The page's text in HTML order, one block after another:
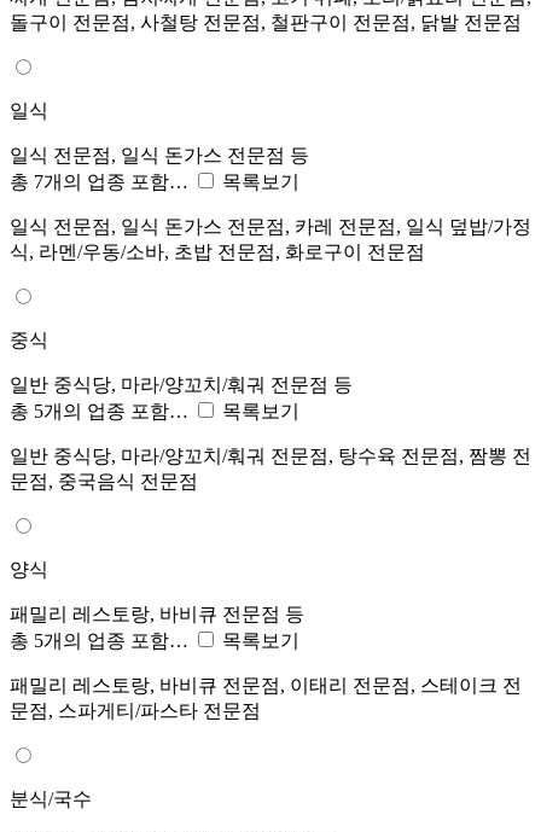
돌구이 전문점, 사철탕 전문점, 철판구이 전문점, 닭발 전문점
일식
일식 전문점, 일식 돈가스 전문점 등
총 7개의 업종 포함…
목록보기
일식 전문점, 일식 돈가스 전문점, 카레 전문점, 일식 덮밥/가정
식, 라멘/우동/소바, 초밥 전문점, 화로구이 전문점
중식
일반 중식당, 마라/양꼬치/훠궈 전문점 등
총 5개의 업종 포함…
목록보기
일반 중식당, 마라/양꼬치/훠궈 전문점, 탕수육 전문점, 짬뽕 전
문점, 중국음식 전문점
양식
패밀리 레스토랑, 바비큐 전문점 등
총 5개의 업종 포함…
목록보기
패밀리 레스토랑, 바비큐 전문점, 이태리 전문점, 스테이크 전
문점, 스파게티/파스타 전문점
분식/국수